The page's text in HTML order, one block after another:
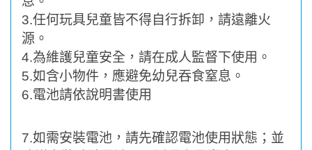
3.任何玩具兒童皆不得自行拆卸，請遠離火
源。
4.為維護兒童安全，請在成人監督下使用。
5.如含小物件，應避免幼兒吞食窒息。
6.電池請依說明書使用
7.如需安裝電池，請先確認電池使用狀態；並